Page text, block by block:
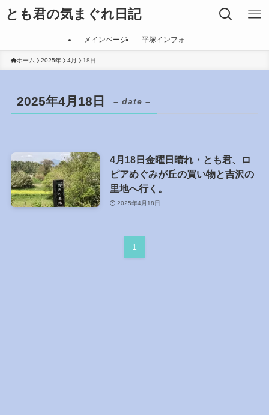
とも君の気まぐれ日記
メインページ 平塚インフォ
ホーム 2025年 4月 18日
2025年4月18日 – date –
4月18日金曜日晴れ・とも君、ロ
ピアめぐみが丘の買い物と吉沢の
里地へ行く。
2025年4月18日
1